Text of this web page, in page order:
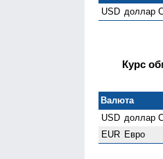
USD доллар
Курс
Валюта
USD доллар
EUR Евро